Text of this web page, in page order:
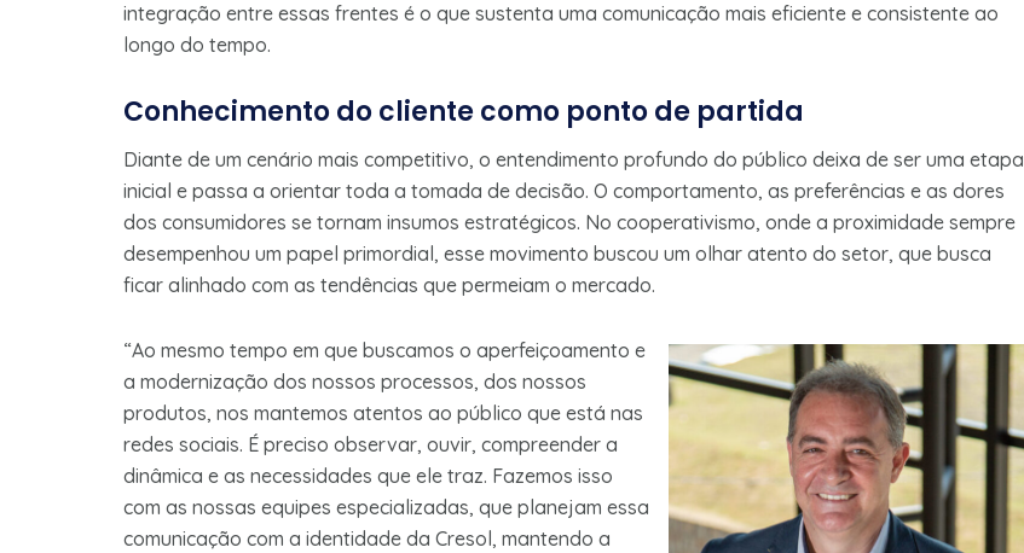
integração entre essas frentes é o que sustenta uma comunicação mais eficiente e consistente ao
longo do tempo.
Conhecimento do cliente como ponto de partida
Diante de um cenário mais competitivo, o entendimento profundo do público deixa de ser uma etapa
inicial e passa a orientar toda a tomada de decisão. O comportamento, as preferências e as dores
dos consumidores se tornam insumos estratégicos. No cooperativismo, onde a proximidade sempre
desempenhou um papel primordial, esse movimento buscou um olhar atento do setor, que busca
ficar alinhado com as tendências que permeiam o mercado.
“Ao mesmo tempo em que buscamos o aperfeiçoamento e
a modernização dos nossos processos, dos nossos
produtos, nos mantemos atentos ao público que está nas
redes sociais. É preciso observar, ouvir, compreender a
dinâmica e as necessidades que ele traz. Fazemos isso
com as nossas equipes especializadas, que planejam essa
comunicação com a identidade da Cresol, mantendo a